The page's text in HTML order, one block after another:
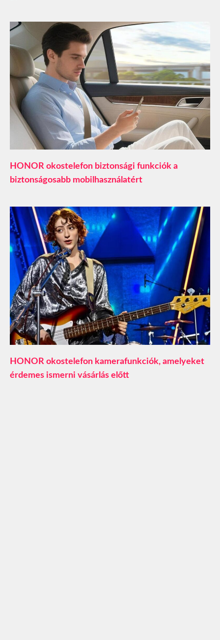
HONOR okostelefon biztonsági funkciók a
biztonságosabb mobilhasználatért
HONOR okostelefon kamerafunkciók, amelyeket
érdemes ismerni vásárlás előtt